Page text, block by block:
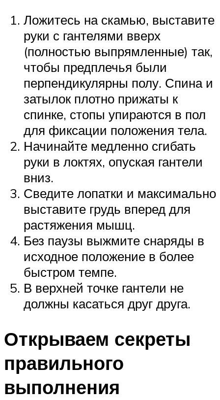
Ложитесь на скамью, выставите
руки с гантелями вверх
(полностью выпрямленные) так,
чтобы предплечья были
перпендикулярны полу. Спина и
затылок плотно прижаты к
спинке, стопы упираются в пол
для фиксации положения тела.
Начинайте медленно сгибать
руки в локтях, опуская гантели
вниз.
Сведите лопатки и максимально
выставите грудь вперед для
растяжения мышц.
Без паузы выжмите снаряды в
исходное положение в более
быстром темпе.
В верхней точке гантели не
должны касаться друг друга.
Открываем секреты
правильного
выполнения